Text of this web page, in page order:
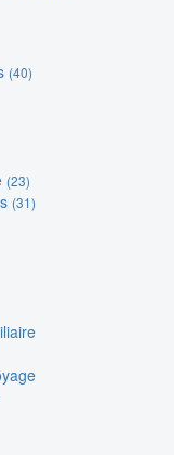
(40)
(23)
(31)